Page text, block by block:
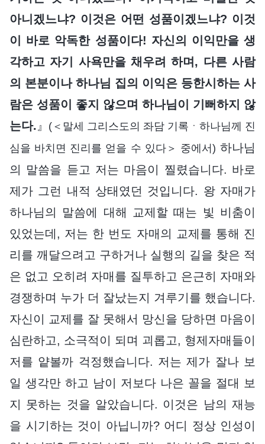
아니겠느냐? 이것은 어떤 성품이겠느냐? 이것
이 바로 악독한 성품이다! 자신의 이익만을 생
각하고 자기 사욕만을 채우려 하며, 다른 사람
의 본분이나 하나님 집의 이익은 등한시하는 사
람은 성품이 좋지 않으며 하나님이 기뻐하지 않
는다. 』 (＜말세 그리스도의 좌담 기록ㆍ하나님께 진
심을 바치면 진리를 얻을 수 있다＞ 중에서) 하나님
의 말씀을 듣고 저는 마음이 찔렸습니다. 바로
제가 그런 내적 상태였던 것입니다. 왕 자매가
하나님의 말씀에 대해 교제할 때는 빛 비춤이
있었는데, 저는 한 번도 자매의 교제를 통해 진
리를 깨달으려고 구하거나 실행의 길을 찾은 적
은 없고 오히려 자매를 질투하고 은근히 자매와
경쟁하며 누가 더 잘났는지 겨루기를 했습니다.
자신이 교제를 잘 못해서 망신을 당하면 마음이
심란하고, 소극적이 되며 괴롭고, 형제자매들이
저를 얕볼까 걱정했습니다. 저는 제가 잘나 보
일 생각만 하고 남이 저보다 나은 꼴을 절대 보
지 못하는 것을 알았습니다. 이것은 남의 재능
을 시기하는 것이 아닙니까? 어디 정상 인성이